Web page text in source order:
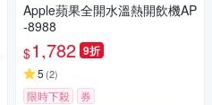
Apple蘋果全開水溫熱開飲機AP
-8988
$1,782 9折
5 (2)
限時下殺 券